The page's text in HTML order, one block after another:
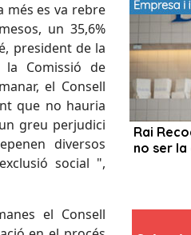
més es va rebre
un 35,6%
president de la
la Comissió de
el Consell
que no hauria
greu perjudici
diversos
social ",
el Consell